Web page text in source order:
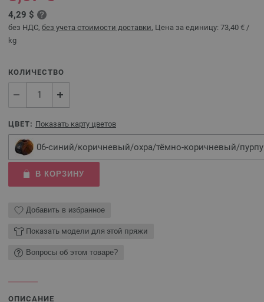
4,29 $
без НДС, без учета стоимости доставки, Цена за единицу: 73,40 € /
kg
КОЛИЧЕСТВО
ЦВЕТ: Показать карту цветов
06-синий/коричневый/охра/тёмно-коричневый/
В КОРЗИНУ
Добавить в избранное
Показать модели для этой пряжи
Вопросы об этом товаре?
ОПИСАНИЕ